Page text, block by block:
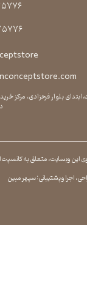
این وبسایت ، متعلق به کانسپت
، اجرا و پشتیبانی : سپهر مبین
بلوار فرحزادی، مرکز خرید